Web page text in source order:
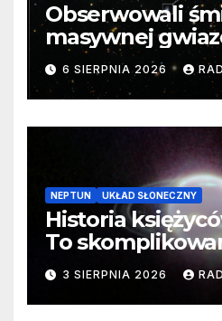
Obserwowali
masywnej
samego
cenne dane
6 SIERPNIA 2026
NEPTUN UKŁAD SŁONECZNY
Historia
To
3 SIERPNIA 2026